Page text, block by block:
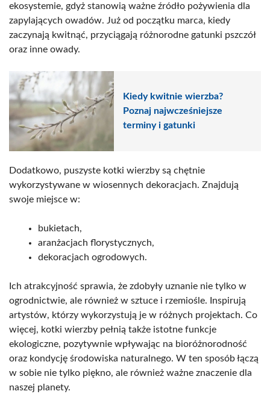
ekosystemie, gdyż stanowią ważne źródło pożywienia dla
zapylających owadów. Już od początku marca, kiedy
zaczynają kwitnąć, przyciągają różnorodne gatunki pszczół
oraz inne owady.
Kiedy kwitnie wierzba?
Poznaj najwcześniejsze
terminy i gatunki
Dodatkowo, puszyste kotki wierzby są chętnie
wykorzystywane w wiosennych dekoracjach. Znajdują
swoje miejsce w:
bukietach,
aranżacjach florystycznych,
dekoracjach ogrodowych.
Ich atrakcyjność sprawia, że zdobyły uznanie nie tylko w
ogrodnictwie, ale również w sztuce i rzemiośle. Inspirują
artystów, którzy wykorzystują je w różnych projektach. Co
więcej, kotki wierzby pełnią także istotne funkcje
ekologiczne, pozytywnie wpływając na bioróżnorodność
oraz kondycję środowiska naturalnego. W ten sposób łączą
w sobie nie tylko piękno, ale również ważne znaczenie dla
naszej planety.